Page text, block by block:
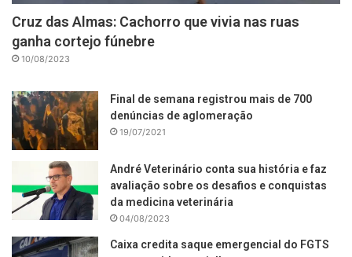
Cruz das Almas: Cachorro que vivia nas ruas
ganha cortejo fúnebre
10/08/2023
Final de semana registrou mais de 700
denúncias de aglomeração
19/07/2021
André Veterinário conta sua história e faz
avaliação sobre os desafios e conquistas
da medicina veterinária
04/08/2023
Caixa credita saque emergencial do FGTS